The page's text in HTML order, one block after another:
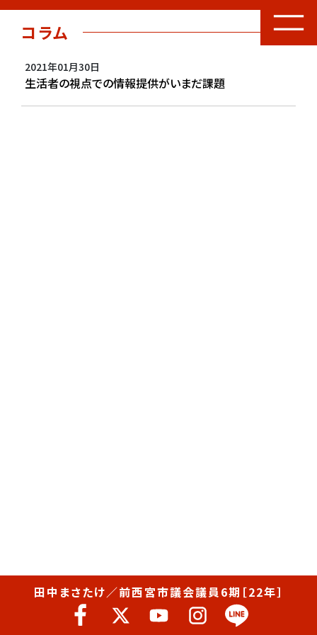
コラム
2021年01月30日
生活者の視点での情報提供がいまだ課題
田中まさたけ／前西宮市議会議員6期［22年］